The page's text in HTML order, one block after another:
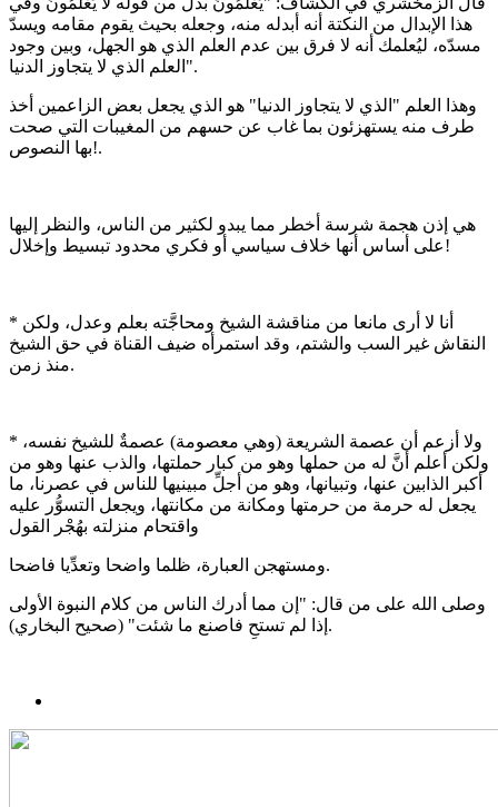
هذا الإبدال من النكتة أنه أبدله منه، وجعله بحيث يقوم مقامه ويسدّ
مسدّه، ليُعلمك أنه لا فرق بين عدم العلم الذي هو الجهل، وبين وجود
العلم الذي لا يتجاوز الدنيا".
وهذا العلم "الذي لا يتجاوز الدنيا" هو الذي يجعل بعض الزاعمين أخذ
طرف منه يستهزئون بما غاب عن حسهم من المغيبات التي صحت
بها النصوص!.
هي إذن هجمة شرسة أخطر مما يبدو لكثير من الناس، والنظر إليها
على أساس أنها خلاف سياسي أو فكري محدود تبسيط وإخلال!
* أنا لا أرى مانعا من مناقشة الشيخ ومحاجَّته بعلم وعدل، ولكن
النقاش غير السب والشتم، وقد استمرأه ضيف القناة في حق الشيخ
منذ زمن.
* ولا أزعم أن عصمة الشريعة (وهي معصومة) عصمةٌ للشيخ نفسه،
ولكن أعلم أنَّ له من حملها وهو من كبار حملتها، والذب عنها وهو من
أكبر الذابين عنها، وتبيانها، وهو من أجلِّ مبينيها للناس في عصرنا، ما
يجعل له حرمة من حرمتها ومكانة من مكانتها، ويجعل التسوُّر عليه
ومستهجن العبارة، ظلما واضحا وتعدِّيا فاضحا.
وصلى الله على من قال: "إن مما أدرك الناس من كلام النبوة الأولى
إذا لم تستحِ فاصنع ما شئت" (صحيح البخاري).